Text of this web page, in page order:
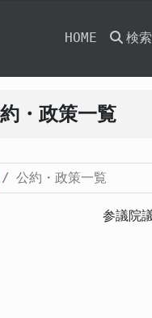
HOME 検索
・政策一覧
公約・政策一覧
参議院